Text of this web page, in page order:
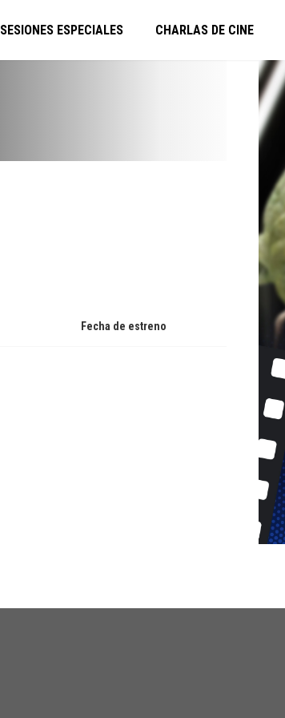
SESIONES ESPECIALES CHARLAS DE CINE
Fecha de estreno